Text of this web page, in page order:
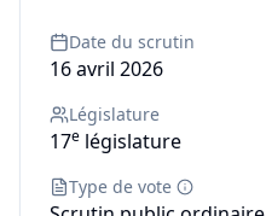
Date du scrutin
16 avril 2026
Législature
17e législature
Type de vote